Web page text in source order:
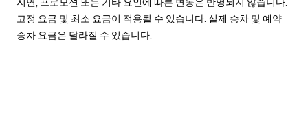
고정 요금 및 최소 요금이 적용될 수 있습니다. 실제 승차 및 예약
승차 요금은 달라질 수 있습니다.